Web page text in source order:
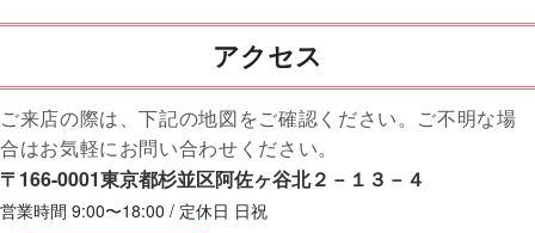
アクセス
ご来店の際は、下記の地図をご確認ください。ご不明な場
合はお気軽にお問い合わせください。
〒166-0001東京都杉並区阿佐ヶ谷北２－１３－４
営業時間 9:00〜18:00 / 定休日 日祝